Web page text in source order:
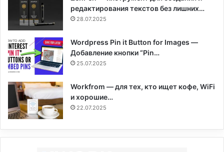
редактирования текстов без лишних…
28.07.2025
Wordpress Pin it Button for Images —
Добавление кнопки “Pin…
25.07.2025
Workfrom — для тех, кто ищет кофе, WiFi
и хорошие…
22.07.2025